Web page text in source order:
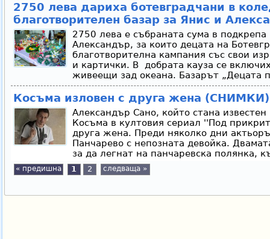
2750 лева дариха ботевградчани в
благотворителен базар за Янис и
2750 лева е събраната сума в
Александър, за които децата на
благотворителна кампания със свои
и картички. В добрата кауза се
живеещи зад океана. Базарът „Децата
Косъма изловен с друга жена (СНИМКИ)
Александър Сано, който стана
Косъма в култовия сериал ''Под
друга жена. Преди няколко дни
Панчарево с непозната девойка.
за да легнат на панчаревска полянка,
« предишна 1 2 следваща »